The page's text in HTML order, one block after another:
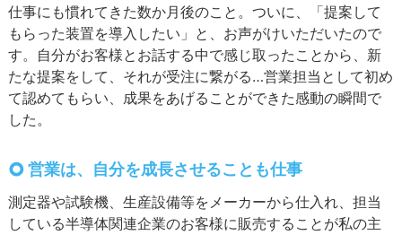
仕事にも慣れてきた数か月後のこと。ついに、「提案して
もらった装置を導入したい」と、お声がけいただいたので
す。自分がお客様とお話する中で感じ取ったことから、新
たな提案をして、それが受注に繋がる…営業担当として初め
て認めてもらい、成果をあげることができた感動の瞬間で
した。
営業は、自分を成長させることも仕事
測定器や試験機、生産設備等をメーカーから仕入れ、担当
している半導体関連企業のお客様に販売することが私の主